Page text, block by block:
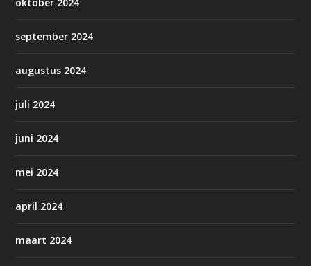
september 2024
augustus 2024
juli 2024
juni 2024
mei 2024
april 2024
maart 2024